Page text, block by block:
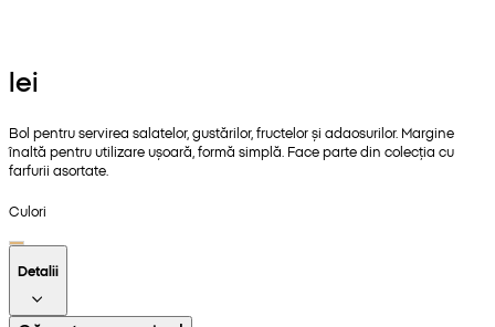
lei
Bol pentru servirea salatelor, gustărilor, fructelor și adaosurilor. Margine
înaltă pentru utilizare ușoară, formă simplă. Face parte din colecția cu
farfurii asortate.
Culori
Detalii